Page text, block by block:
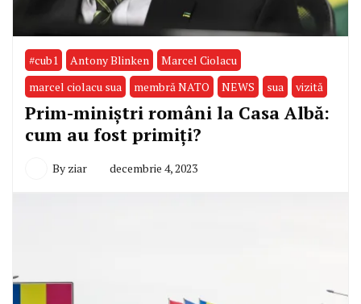
#cub1 Antony Blinken
Marcel Ciolacu
marcel ciolacu sua
membră NATO NEWS sua vizită
Prim-miniștri români la Casa Albă:
cum au fost primiți?
By ziar decembrie 4, 2023